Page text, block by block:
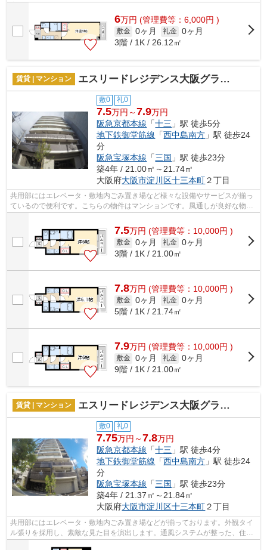
実しています。2駅利用ができて、電車で...
6万円 (管理費等：6,000円 )
敷金 0ヶ月 礼金 0ヶ月
3階 / 1K / 26.12㎡
賃貸 | マンション エスリードレジデンス大阪グランノース1
敷0 礼0
7.5万円～7.9万円
阪急京都本線 「十三 」駅 徒歩5分
地下鉄御堂筋線 「西中島南方 」駅 徒歩24
分
阪急宝塚本線 「三国 」駅 徒歩23分
築4年 / 21.00㎡～21.74㎡
大阪府大阪市淀川区十三本町２丁目
共用部にはエレベータ・敷地内ごみ置き場など様々な設備やサービスが揃っ
ているので便利です。こちらの物件はマンションです。風通しが良好な物件
7.5万円 (管理費等：10,000円 )
敷金 0ヶ月 礼金 0ヶ月
3階 / 1K / 21.00㎡
7.8万円 (管理費等：10,000円 )
敷金 0ヶ月 礼金 0ヶ月
5階 / 1K / 21.74㎡
7.9万円 (管理費等：10,000円 )
敷金 0ヶ月 礼金 0ヶ月
9階 / 1K / 21.00㎡
賃貸 | マンション エスリードレジデンス大阪グランノース2
敷0 礼0
7.75万円～7.8万円
阪急京都本線 「十三 」駅 徒歩4分
地下鉄御堂筋線 「西中島南方 」駅 徒歩24
分
阪急宝塚本線 「三国 」駅 徒歩23分
築4年 / 21.37㎡～21.84㎡
大阪府大阪市淀川区十三本町２丁目
共用部にはエレベータ・敷地内ごみ置き場などが揃っております。外観タイ
ル張りを採用し、素敵な見た目を演出します。通風システムが整った、住環